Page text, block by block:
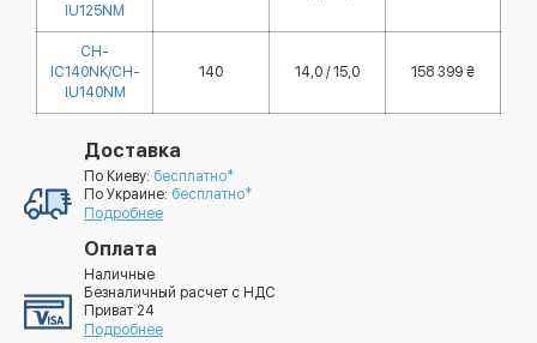
IU125NM
CH-
IC140NK/CH-
IU140NM
140 14,0 / 15,0 158 399 ₴
Доставка
По Киеву: бесплатно*
По Украине: бесплатно*
Подробнее
Оплата
Наличные
Безналичный расчет с НДС
Приват 24
Подробнее